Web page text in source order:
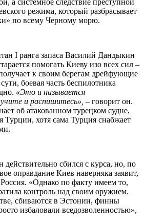
режима, который разбрасывает
по всему Черному морю.
I ранга запаса Василий Дандыкин
помогать Киеву изо всех сил –
к своим берегам дрейфующие
боевая часть беспилотника
«Это и называется
и распишитесь», – говорит он.
об атакованном турецком судне,
Турции, хотя сама Турция снабжает
сбился с курса, но, по
оправдание Киев наверняка заявит,
«Однако по факту имеем то,
контроль над своим оружием.
сбиваются в Эстонии, финны
избаловали вседозволенностью»,